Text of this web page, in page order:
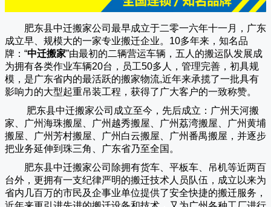
肥东县中迁搬家公司 最早成立于二零一六年十一月，广东
成立早、规模大的一家专业搬迁企业。10多年来，知名品
牌：“中迁搬家”由最初的二辆营运车辆，五人的搬运队发展成
为拥有各类作业车辆20台，员工50多人，管理完善，初具规
模，是广东省内的最活跃的搬家物流,近年来承揽了一批具有
影响力的大型起重吊装工程，获得了广大客户的一致称赞。
肥东县中迁搬家公司成立至今，先后成立：广州天河搬
家、广州海珠搬屋、广州越秀搬屋、广州荔湾搬屋、广州黄埔
搬屋、广州芳村搬屋、广州白云搬屋、广州番禺搬屋，并逐步
把业务延伸到珠三角、广东省乃至全国。
肥东县中迁搬家公司除拥有货车、平板车、吊机等近两百
台外，更拥有一支纪律严明的搬迁技术人员队伍，成立以来为
省内几百万的市民及企事业单位提供了安全快捷的搬迁服务，